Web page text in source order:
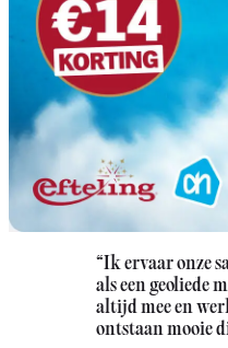
“Ik ervaar onze
als een geoliede
altijd mee en
ontstaan mooie